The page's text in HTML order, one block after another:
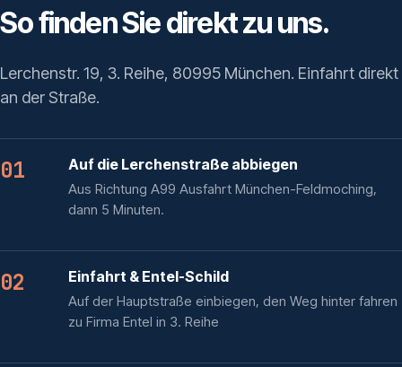
So finden Sie direkt zu uns.
Lerchenstr. 19, 3. Reihe, 80995 München. Einfahrt direkt
an der Straße.
01 Auf die Lerchenstraße abbiegen
Aus Richtung A99 Ausfahrt München-Feldmoching,
dann 5 Minuten.
02 Einfahrt & Entel-Schild
Auf der Hauptstraße einbiegen, den Weg hinter fahren
zu Firma Entel in 3. Reihe